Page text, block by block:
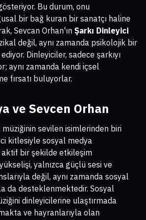
Bu durum, onu
bir bağ kuran bir sanatçı haline
Sevcan Orhan'ın Şarkı Dinleyici
değil, aynı zamanda psikolojik bir
Dinleyiciler, sadece şarkıyı
aynı zamanda kendi içsel
fırsatı buluyorlar.
ve Sevcen Orhan
müziğinin sevilen isimlerinden biri
kitlesiyle sosyal medya
bir şekilde etkileşim
yalnızca güçlü sesi ve
değil, aynı zamanda sosyal
da desteklenmektedir. Sosyal
dinleyicilerine ulaştırmada
ve hayranlarıyla olan